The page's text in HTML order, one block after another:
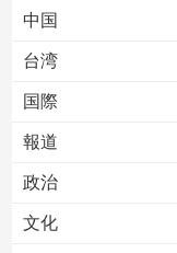
中国
台湾
国際
報道
政治
文化